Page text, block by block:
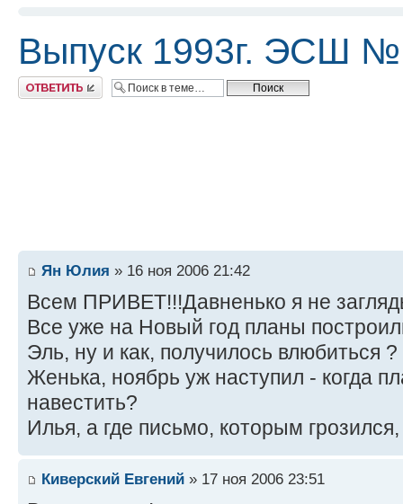
Выпуск 1993г. ЭСШ
Ответить
Ян Юлия » 16 ноя 2006 21:42
Всем ПРИВЕТ!!!Давненько я не
Все уже на Новый год планы
Эль, ну и как, получилось влюбиться ?
Женька, ноябрь уж наступил - когда
навестить?
Илья, а где письмо, которым
Киверский Евгений » 17 ноя 2006 23:51